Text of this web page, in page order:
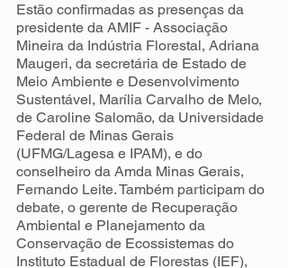
Estão confirmadas as presenças da
presidente da AMIF - Associação
Mineira da Indústria Florestal, Adriana
Maugeri, da secretária de Estado de
Meio Ambiente e Desenvolvimento
Sustentável, Marília Carvalho de Melo,
de Caroline Salomão, da Universidade
Federal de Minas Gerais
(UFMG/Lagesa e IPAM), e do
conselheiro da Amda Minas Gerais,
Fernando Leite. Também participam do
debate, o gerente de Recuperação
Ambiental e Planejamento da
Conservação de Ecossistemas do
Instituto Estadual de Florestas (IEF),